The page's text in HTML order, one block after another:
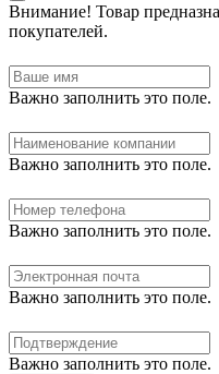
Внимание! Товар
покупателей.
Важно заполнить это поле.
Важно заполнить это поле.
Важно заполнить это поле.
Важно заполнить это поле.
Важно заполнить это поле.